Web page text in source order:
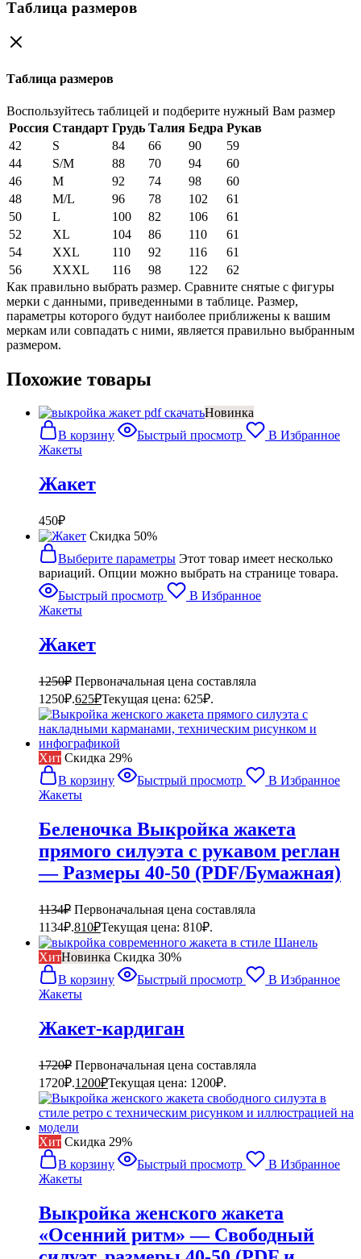
Таблица размеров
Таблица размеров
Воспользуйтесь таблицей и подберите нужный Вам размер
Россия Стандарт Грудь Талия Бедра Рукав
42
S 84 66 90
59
44
S/M 88 70 94
60
46
M 92 74 98
60
48
M/L 96 78 102
61
50
L 100 82 106
61
52
XL 104 86 110
61
54
XXL 110 92 116
61
56
XXXL 116 98 122
62
Как правильно выбрать размер. Сравните снятые с фигуры
мерки с данными, приведенными в таблице. Размер,
параметры которого будут наиболее приближены к вашим
меркам или совпадать с ними, является правильно выбранным
размером.
Похожие товары
Новинка
В корзину
Быстрый просмотр
В Избранное
Жакеты
Жакет
450₽
Cкидка 50%
Выберите параметры Этот товар имеет несколько
вариаций. Опции можно выбрать на странице товара.
Быстрый просмотр
В Избранное
Жакеты
Жакет
1250₽ Первоначальная цена составляла
1250₽.625₽Текущая цена: 625₽.
Хит Cкидка 29%
В корзину
Быстрый просмотр
В Избранное
Жакеты
Беленочка Выкройка жакета
прямого силуэта с рукавом реглан
— Размеры 40-50 (PDF/Бумажная)
1134₽ Первоначальная цена составляла
1134₽.810₽Текущая цена: 810₽.
ХитНовинка Cкидка 30%
В корзину
Быстрый просмотр
В Избранное
Жакеты
Жакет-кардиган
1720₽ Первоначальная цена составляла
1720₽.1200₽Текущая цена: 1200₽.
Хит Cкидка 29%
В корзину
Быстрый просмотр
В Избранное
Жакеты
Выкройка женского жакета
«Осенний ритм» — Свободный